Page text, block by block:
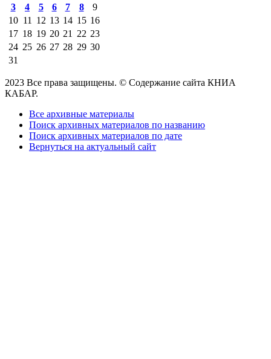
3
4 5 6 7 8
9
10 11 12 13 14 15 16
17 18 19 20 21 22 23
24 25 26 27 28 29 30
31
2023 Все права защищены. © Содержание сайта КНИА
КАБАР.
Все архивные материалы
Поиск архивных материалов по названию
Поиск архивных материалов по дате
Вернуться на актуальный сайт